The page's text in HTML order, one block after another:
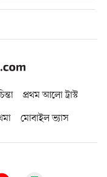
প্রথম আলো ট্রাস্ট
মোবাইল ভ্যাস